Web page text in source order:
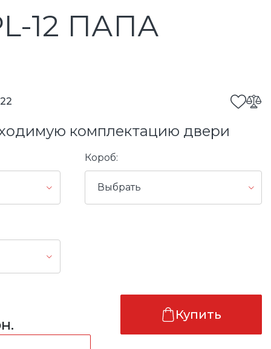
12 ПАПА
комплектацию двери
Короб:
Выбрать
Купить